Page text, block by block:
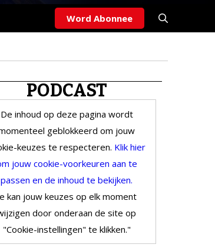
Word Abonnee
PODCAST
De inhoud op deze pagina wordt
geblokkeerd om jouw
keuzes te respecteren. Klik hier
jouw cookie-voorkeuren aan te
passen en de inhoud te bekijken.
kan jouw keuzes op elk moment
door onderaan de site op
"Cookie-instellingen" te klikken."